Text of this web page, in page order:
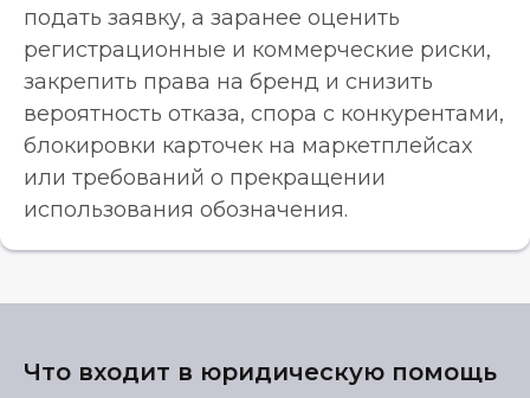
подать заявку, а заранее оценить
регистрационные и коммерческие риски,
закрепить права на бренд и снизить
вероятность отказа, спора с конкурентами,
блокировки карточек на маркетплейсах
или требований о прекращении
использования обозначения.
Что входит в юридическую помощь